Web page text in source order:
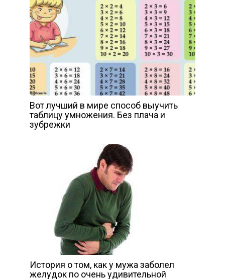
Вот лучший в мире способ выучить
таблицу умножения. Без плача и
зубрежки
История о том, как у мужа заболел
желудок по очень удивительной